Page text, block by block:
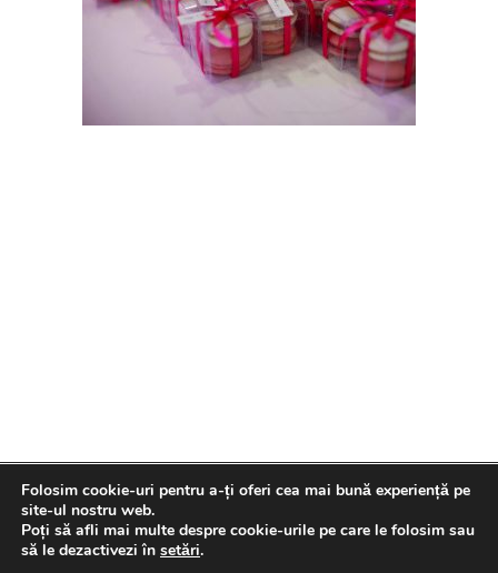
Web design:Dezibel Media// Web hosting:Web Hotel//A.N.P.C.
Folosim cookie-uri pentru a-ți oferi cea mai bună experiență pe
site-ul nostru web.
Poți să afli mai multe despre cookie-urile pe care le folosim sau
să le dezactivezi în setări.